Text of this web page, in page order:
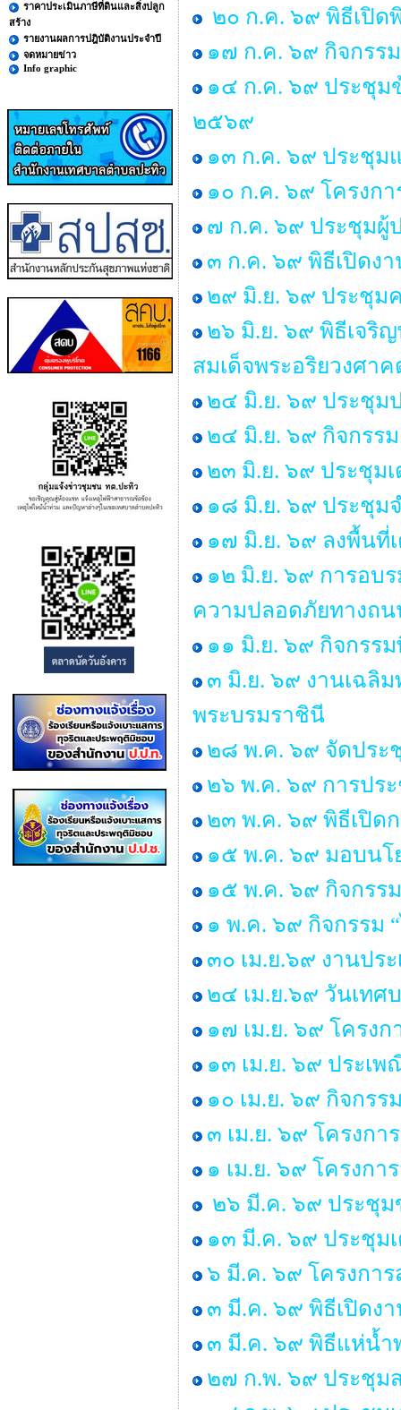
ราคาประเมินภาษีที่ดินและสิ่งปลูก
สร้าง
รายงานผลการปฎิบัติงานประจำปี
จดหมายข่าว
Info graphic
๒๐ ก.ค. ๖๙ พิธีเปิ
๑๗ ก.ค. ๖๙ กิจกรร
๑๔ ก.ค. ๖๙ ประชุม
๒๕๖๙
๑๓ ก.ค. ๖๙ ประชุม
๑๐ ก.ค. ๖๙ โครงก
๗ ก.ค. ๖๙ ประชุมผู้
๓ ก.ค. ๖๙ พิธีเปิดงา
๒๙ มิ.ย. ๖๙ ประชุม
๒๖ มิ.ย. ๖๙ พิธีเจริ
สมเด็จพระอริยวงศ
๒๔ มิ.ย. ๖๙ ประชุม
๒๔ มิ.ย. ๖๙ กิจกรร
๒๓ มิ.ย. ๖๙ ประชุม
๑๘ มิ.ย. ๖๙ ประชุม
๑๗ มิ.ย. ๖๙ ลงพื้นที่
๑๒ มิ.ย. ๖๙ การอบ
ความปลอดภัยทางถ
๑๑ มิ.ย. ๖๙ กิจกรร
๓ มิ.ย. ๖๙ งานเฉลิม
พระบรมราชินี
๒๘ พ.ค. ๖๙ จัดประ
๒๖ พ.ค. ๖๙ การปร
๒๓ พ.ค. ๖๙ พิธีเปิด
๑๕ พ.ค. ๖๙ มอบนโ
๑๕ พ.ค. ๖๙ กิจกรร
๑ พ.ค. ๖๙ กิจกรรม
๓๐ เม.ย.๖๙ งานปร
๒๔ เม.ย.๖๙ วันเท
๑๗ เม.ย. ๖๙ โครง
๑๓ เม.ย. ๖๙ ประเ
๑๐ เม.ย. ๖๙ กิจกร
๓ เม.ย. ๖๙ โครงก
๑ เม.ย. ๖๙ โครงก
๒๖ มี.ค. ๖๙ ประชุม
๑๓ มี.ค. ๖๙ ประชุม
๖ มี.ค. ๖๙ โครงกา
๓ มี.ค. ๖๙ พิธีเปิดง
๓ มี.ค. ๖๙ พิธีแห่น้ำ
๒๗ ก.พ. ๖๙ ประชุม